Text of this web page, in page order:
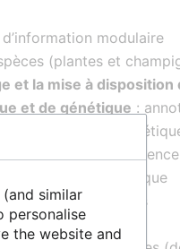
modulaire
(plantes et
et la mise à disposition
et de génétique :
physiques et
de
génotypage, génétique
et caractères
phénotypage lié à
similar
personalise
the website and